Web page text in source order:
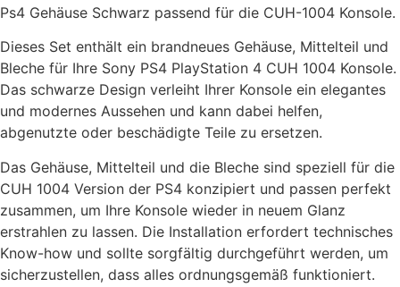
Ps4 Gehäuse Schwarz passend für die CUH-1004 Konsole.
Dieses Set enthält ein brandneues Gehäuse, Mittelteil und
Bleche für Ihre Sony PS4 PlayStation 4 CUH 1004 Konsole.
Das schwarze Design verleiht Ihrer Konsole ein elegantes
und modernes Aussehen und kann dabei helfen,
abgenutzte oder beschädigte Teile zu ersetzen.
Das Gehäuse, Mittelteil und die Bleche sind speziell für die
CUH 1004 Version der PS4 konzipiert und passen perfekt
zusammen, um Ihre Konsole wieder in neuem Glanz
erstrahlen zu lassen. Die Installation erfordert technisches
Know-how und sollte sorgfältig durchgeführt werden, um
sicherzustellen, dass alles ordnungsgemäß funktioniert.